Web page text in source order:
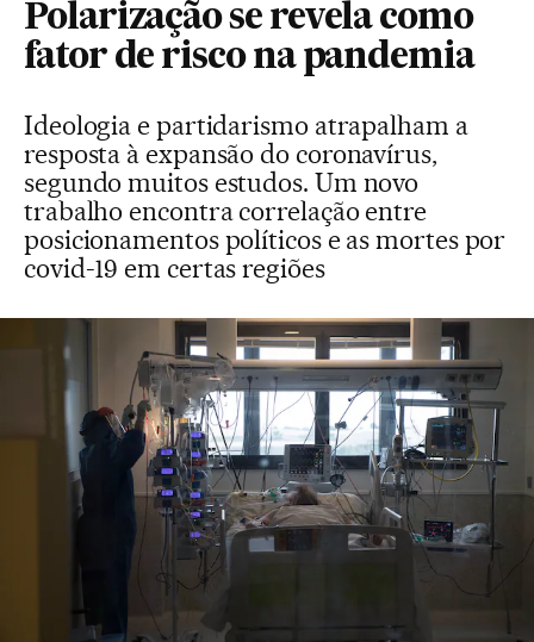
Polarização se revela como
fator de risco na pandemia
Ideologia e partidarismo atrapalham a
resposta à expansão do coronavírus,
segundo muitos estudos. Um novo
trabalho encontra correlação entre
posicionamentos políticos e as mortes por
covid-19 em certas regiões